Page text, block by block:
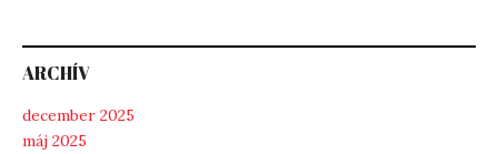
ARCHÍV
december 2025
máj 2025